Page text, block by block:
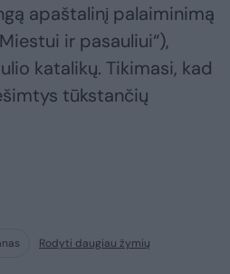
apaštalinį palaiminimą
ir pasauliui“),
katalikų. Tikimasi, kad
tūkstančių
Rodyti daugiau žymių